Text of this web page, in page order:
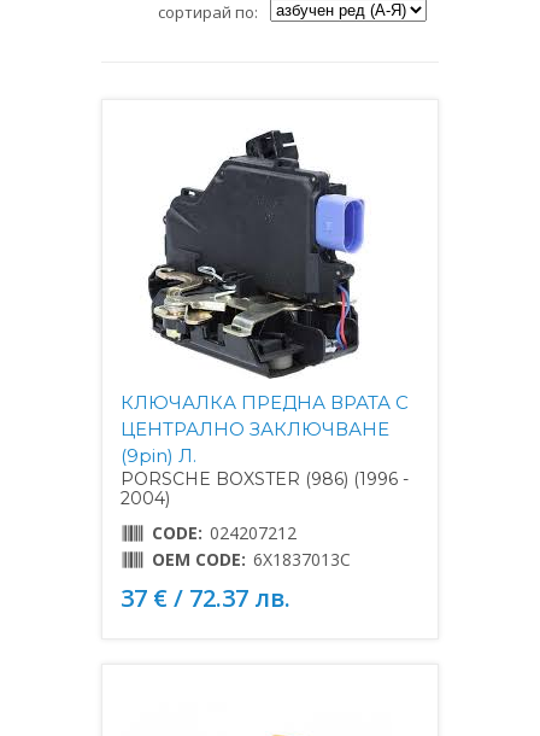
сортирай по:
КЛЮЧАЛКА ПРЕДНА ВРАТА С
ЦЕНТРАЛНО ЗАКЛЮЧВАНЕ
(9pin) Л.
PORSCHE BOXSTER (986) (1996 -
2004)
CODE: 024207212
OEM CODE: 6X1837013C
37 € / 72.37 лв.